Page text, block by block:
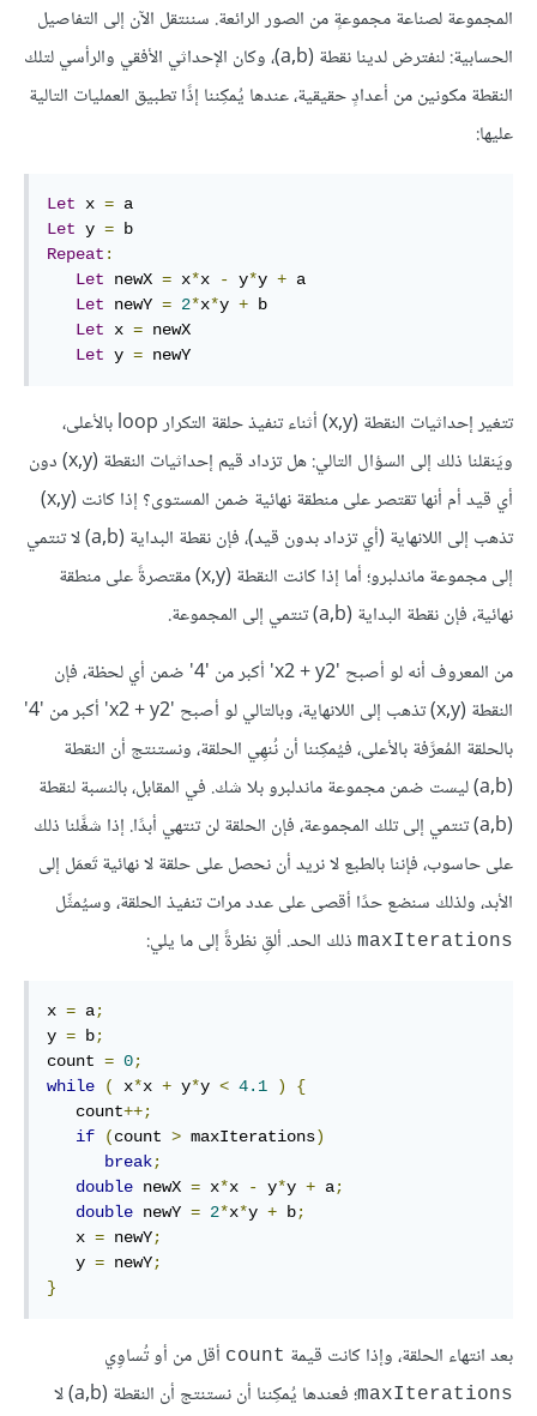
المجموعة لصناعة مجموعةٍ من الصور الرائعة. سننتقل الآن إلى التفاصيل
الحسابية: لنفترض لدينا نقطة (a,b)، وكان الإحداثي الأفقي والرأسي لتلك
النقطة مكونين من أعدادٍ حقيقية، عندها يُمكِننا إذًا تطبيق العمليات التالية
عليها:
Let x =
Let y =
Repeat :
Let newX = x*x - y*y + a
Let newY = 2*x*y + b
Let x = newX
Let y = newY
تتغير إحداثيات النقطة (x,y) أثناء تنفيذ حلقة التكرار loop بالأعلى،
ويَنقلنا ذلك إلى السؤال التالي: هل تزداد قيم إحداثيات النقطة (x,y) دون
أي قيد أم أنها تقتصر على منطقة نهائية ضمن المستوى؟ إذا كانت (x,y)
تذهب إلى اللانهاية (أي تزداد بدون قيد)، فإن نقطة البداية (a,b) لا تنتمي
إلى مجموعة ماندلبرو؛ أما إذا كانت النقطة (x,y) مقتصرةً على منطقة
نهائية، فإن نقطة البداية (a,b) تنتمي إلى المجموعة.
من المعروف أنه لو أصبح 'x2 + y2' أكبر من '4' ضمن أي لحظة، فإن
النقطة (x,y) تذهب إلى اللانهاية، وبالتالي لو أصبح 'x2 + y2' أكبر من '4'
بالحلقة المُعرَّفة بالأعلى، فيُمكِننا أن نُنهِي الحلقة، ونستنتج أن النقطة
(a,b) ليست ضمن مجموعة ماندلبرو بلا شك. في المقابل، بالنسبة لنقطة
(a,b) تنتمي إلى تلك المجموعة، فإن الحلقة لن تنتهي أبدًا. إذا شغَّلنا ذلك
على حاسوب، فإننا بالطبع لا نريد أن نحصل على حلقة لا نهائية تَعمَل إلى
الأبد، ولذلك سنضع حدًا أقصى على عدد مرات تنفيذ الحلقة، وسيُمثِّل
maxIterations ذلك الحد. ألقِ نظرةً إلى ما يلي:
x = a;
y = b;
count = 0;
while
( x*x + y*y < 4.1 )
{
   count
++;
if
(count > maxIterations)
break;
double newX = x*x - y*y + a;
double newY = 2*x*y + b;
   x
= newY;
   y
= newY;
}
بعد انتهاء الحلقة، وإذا كانت قيمة count أقل من أو تُساوِي
maxIterations
؛ فعندها يُمكِننا أن نستنتج أن النقطة (a,b) لا